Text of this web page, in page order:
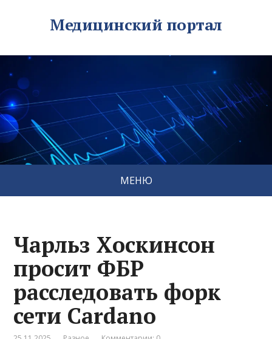
Медицинский портал
МЕНЮ
Чарльз Хоскинсон
просит ФБР
расследовать форк
сети Cardano